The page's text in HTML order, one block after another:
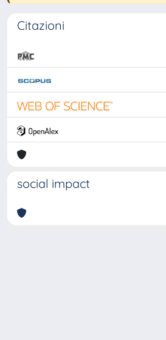
Citazioni
social impact